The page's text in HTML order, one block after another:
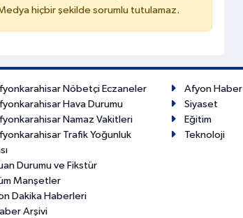
hiçbir şekilde sorumlu tutulamaz.
Nöbetçi Eczaneler
Hava Durumu
Namaz Vakitleri
Trafik Yoğunluk
Durumu ve Fikstür
Manşetler
Dakika Haberleri
Arşivi
Afyon Haber
Siyaset
Eğitim
Teknoloji